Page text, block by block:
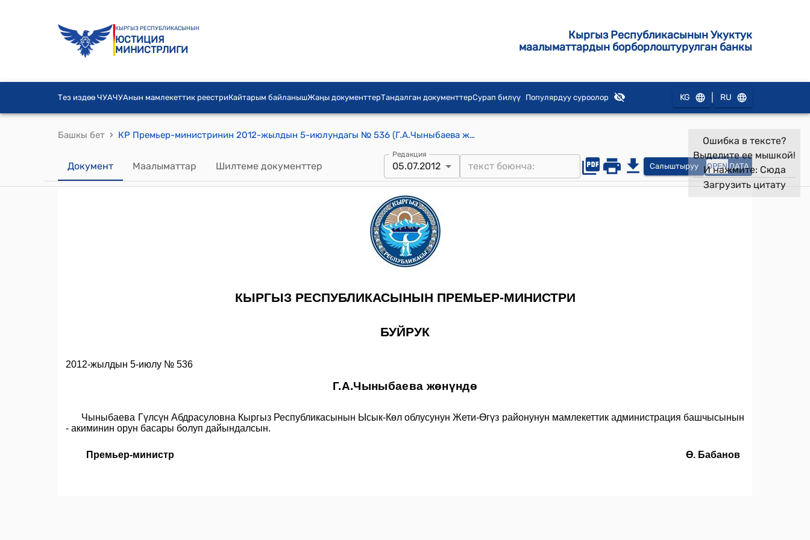
КЫРГЫЗ РЕСПУБЛИКАСЫНЫН
ЮСТИЦИЯ
МИНИСТРЛИГИ
Кыргыз Республикасынын Укуктук
маалыматтардын борборлоштурулган банкы
Тез издөө ЧУАЧУАнын мамлекеттик реестриКайтарым байланышЖаңы документтерТандалган документтерСурап билүү Популярдуу суроолор KG RU
Башкы бет › КР Премьер-министринин 2012-жылдын 5-июлундагы № 536 (Г.А.Чыныбаева жөнүндө) буйругу
Документ Маалыматтар Шилтеме документтер
Редакция
05.07.2012 Салыштыруу OPEN DATA
Ошибка в тексте?
Выделите ее мышкой!
И нажмите: Сюда
Загрузить цитату